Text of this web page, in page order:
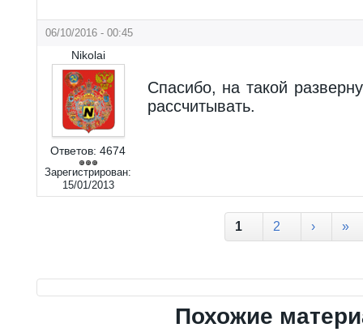
06/10/2016 - 00:45
Nikolai
Ответов: 4674
Зарегистрирован:
15/01/2013
Спасибо, на такой
рассчитывать.
1 2 › »
Похожие